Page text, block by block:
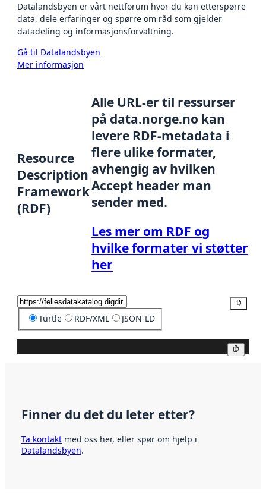
Datalandsbyen er vårt nettforum hvor du kan etterspørre
data, dele erfaringer og spørre om råd som gjelder
datadeling og informasjonsforvaltning.
Gå til Datalandsbyen
Mer informasjon
Resource
Description
Framework
(RDF)
Alle URL-er til ressurser
på data.norge.no kan
levere RDF-metadata i
flere ulike formater,
avhengig av hvilken
Accept header man
sender med.
Les mer om RDF og
hvilke formater vi støtter
her
Turtle RDF/XML JSON-LD
Finner du det du leter etter?
Ta kontakt med oss her, eller spør om hjelp i
Datalandsbyen.